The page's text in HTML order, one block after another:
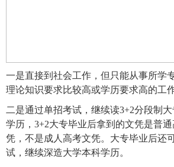
一是直接到社会工作，但只能从事所学
理论知识要求比较高或学历要求高的工
二是通过单招考试，继续读3+2分段制
学历，3+2大专毕业后拿到的文凭是普
凭，不是成人高考文凭。大专毕业后还
试，继续深造大学本科学历。